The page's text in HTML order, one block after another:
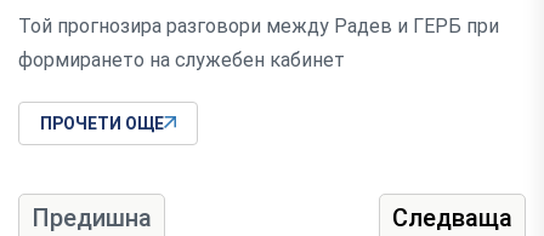
Той прогнозира разговори между Радев и ГЕРБ при
формирането на служебен кабинет
ПРОЧЕТИ ОЩЕ
Предишна Следваща